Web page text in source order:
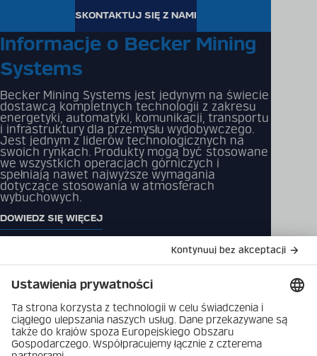
SKONTAKTUJ SIĘ Z NAMI
Informacje o Becker Mining
Systems
Becker Mining Systems jest jedynym na świecie
dostawcą kompletnych technologii z zakresu
energetyki, automatyki, komunikacji, transportu
i infrastruktury dla przemysłu wydobywczego.
Jest jednym z liderów technologicznych na
swoich rynkach. Produkty mogą być stosowane
we wszystkich operacjach górniczych i
spełniają nawet najwyższe wymagania
dotyczące stosowania w atmosferach
wybuchowych.
DOWIEDZ SIĘ WIĘCEJ
Rozwiązania
Produkty
Firma
Najnowsze
Pliki do pobrania
Skontaktuj się z nami
Polityka prywatności
danych